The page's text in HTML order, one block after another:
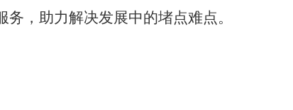
务，助力解决发展中的堵点难点。